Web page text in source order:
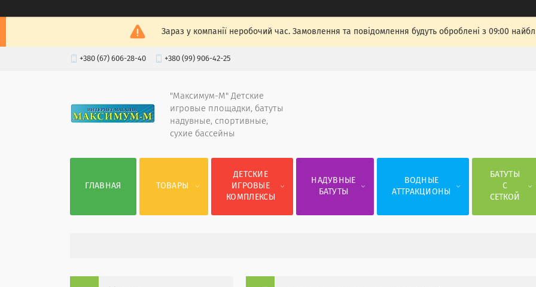
Зараз у компанії неробочий час. Замовлення та повідомлення будуть оброблені з 09:00
+380 (67) 606-28-40 +380 (99) 906-42-25
"Максимум-М" Детские
игровые площадки, батуты
надувные, спортивные,
сухие бассейны
ГЛАВНАЯ ТОВАРЫ
ДЕТСКИЕ
ИГРОВЫЕ
КОМПЛЕКСЫ
НАДУВНЫЕ
БАТУТЫ
ВОДНЫЕ
АТТРАКЦИОНЫ
БАТУТЫ
С
СЕТКОЙ